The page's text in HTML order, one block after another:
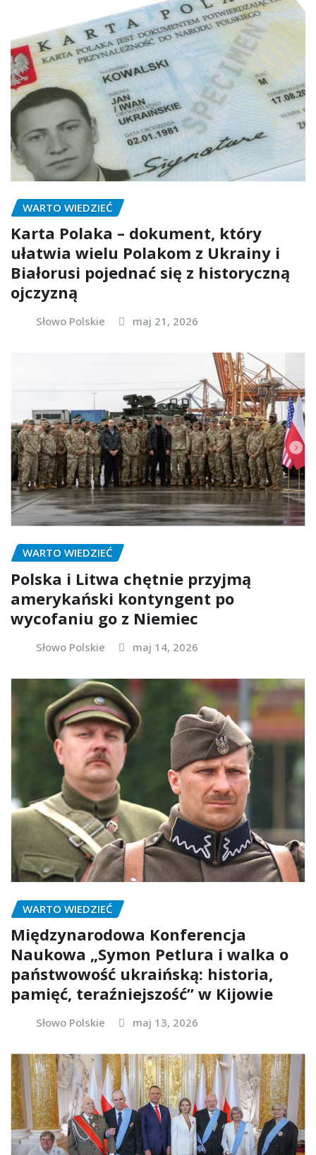
WARTO WIEDZIEĆ
Karta Polaka – dokument, który
ułatwia wielu Polakom z Ukrainy i
Białorusi pojednać się z historyczną
ojczyzną
Słowo Polskie maj 21, 2026
WARTO WIEDZIEĆ
Polska i Litwa chętnie przyjmą
amerykański kontyngent po
wycofaniu go z Niemiec
Słowo Polskie maj 14, 2026
WARTO WIEDZIEĆ
Międzynarodowa Konferencja
Naukowa „Symon Petlura i walka o
państwowość ukraińską: historia,
pamięć, teraźniejszość” w Kijowie
Słowo Polskie maj 13, 2026